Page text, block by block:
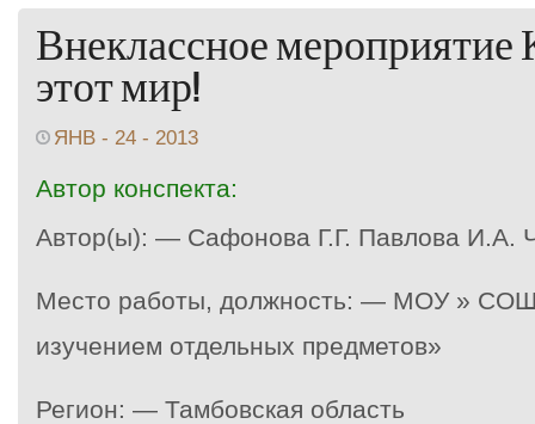
Внеклассное мероприятие
этот мир!
ЯНВ - 24 - 2013
Автор конспекта:
Автор(ы): — Сафонова Г.Г. Павлова И.А.
Место работы, должность: — МОУ »
изучением отдельных предметов»
Регион: — Тамбовская область